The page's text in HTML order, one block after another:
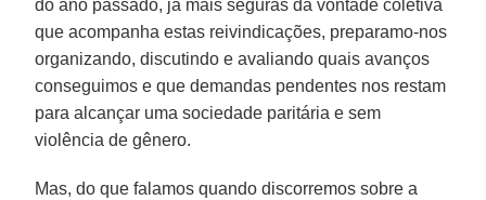
do ano passado, já mais seguras da vontade coletiva
que acompanha estas reivindicações, preparamo-nos
organizando, discutindo e avaliando quais avanços
conseguimos e que demandas pendentes nos restam
para alcançar uma sociedade paritária e sem
violência de gênero.
Mas, do que falamos quando discorremos sobre a